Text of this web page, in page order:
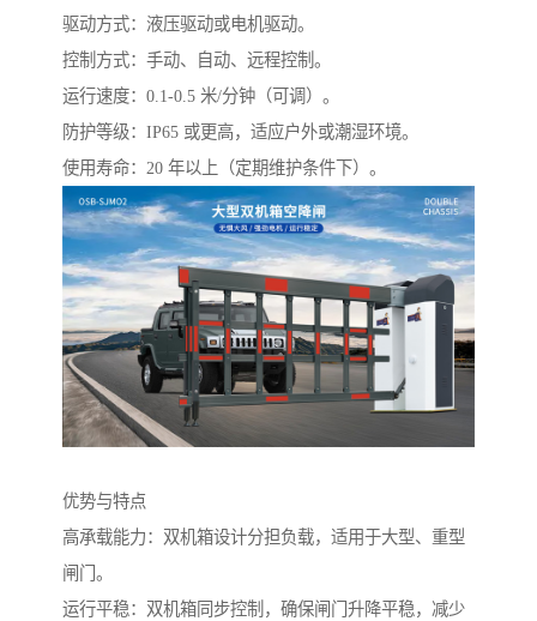
驱动方式：液压驱动或电机驱动。
控制方式：手动、自动、远程控制。
运行速度：0.1-0.5 米/分钟（可调）。
防护等级：IP65 或更高，适应户外或潮湿环境。
使用寿命：20 年以上（定期维护条件下）。
优势与特点
高承载能力：双机箱设计分担负载，适用于大型、重型
闸门。
运行平稳：双机箱同步控制，确保闸门升降平稳，减少